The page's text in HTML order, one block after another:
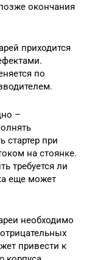
окончания
приходится
по
–
стартер при
на стоянке.
требуется ли
еще может
необходимо
привести к